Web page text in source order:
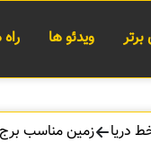
ویدئو ها
دریا زمین مناسب